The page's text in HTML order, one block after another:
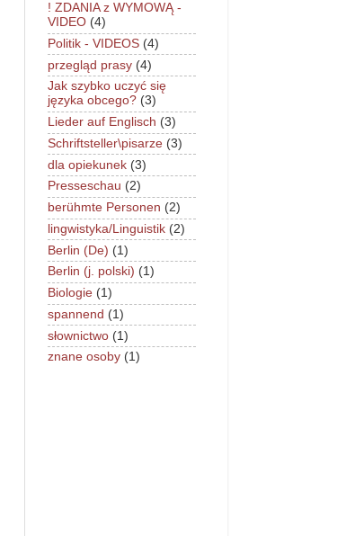
! ZDANIA z WYMOWĄ -
VIDEO (4)
Politik - VIDEOS (4)
przegląd prasy (4)
Jak szybko uczyć się
języka obcego? (3)
Lieder auf Englisch (3)
Schriftsteller\pisarze (3)
dla opiekunek (3)
Presseschau (2)
berühmte Personen (2)
lingwistyka/Linguistik (2)
Berlin (De) (1)
Berlin (j. polski) (1)
Biologie (1)
spannend (1)
słownictwo (1)
znane osoby (1)